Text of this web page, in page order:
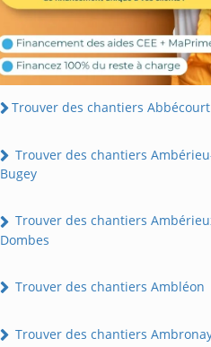
Trouver des chantiers Abbécourt
Trouver des chantiers
Bugey
Trouver des chantiers
Dombes
Trouver des chantiers Ambléon
Trouver des chantiers